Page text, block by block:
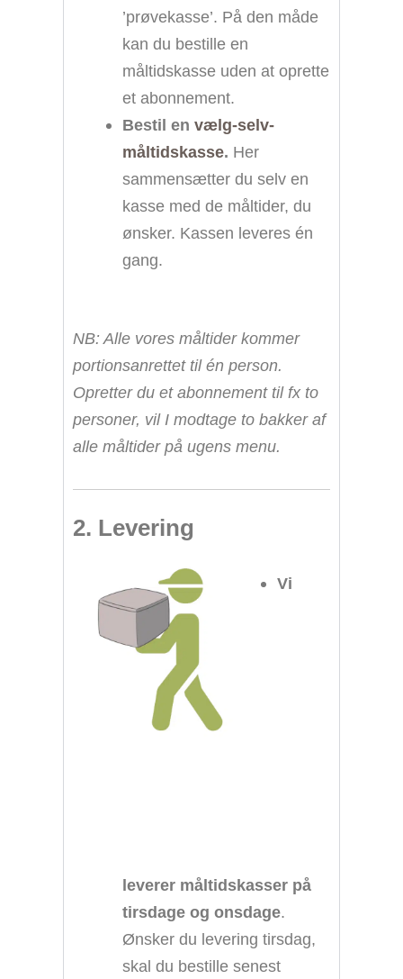
’prøvekasse’. På den måde
kan du bestille en
måltidskasse uden at oprette
et abonnement.
Bestil en vælg-selv-
måltidskasse. Her
sammensætter du selv en
kasse med de måltider, du
ønsker. Kassen leveres én
gang.
NB: Alle vores måltider kommer
portionsanrettet til én person.
Opretter du et abonnement til fx to
personer, vil I modtage to bakker af
alle måltider på ugens menu.
2. Levering
Vi
leverer måltidskasser på
tirsdage og onsdage.
Ønsker du levering tirsdag,
skal du bestille senest